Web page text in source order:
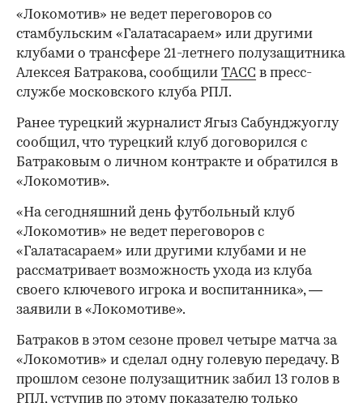
«Локомотив» не ведет переговоров со
стамбульским «Галатасараем» или другими
клубами о трансфере 21-летнего полузащитника
Алексея Батракова, сообщили ТАСС в пресс-
службе московского клуба РПЛ.
Ранее турецкий журналист Ягыз Сабунджуоглу
сообщил, что турецкий клуб договорился с
Батраковым о личном контракте и обратился в
«Локомотив».
«На сегодняшний день футбольный клуб
«Локомотив» не ведет переговоров с
«Галатасараем» или другими клубами и не
рассматривает возможность ухода из клуба
своего ключевого игрока и воспитанника», —
заявили в «Локомотиве».
Батраков в этом сезоне провел четыре матча за
«Локомотив» и сделал одну голевую передачу. В
прошлом сезоне полузащитник забил 13 голов в
РПЛ, уступив по этому показателю только